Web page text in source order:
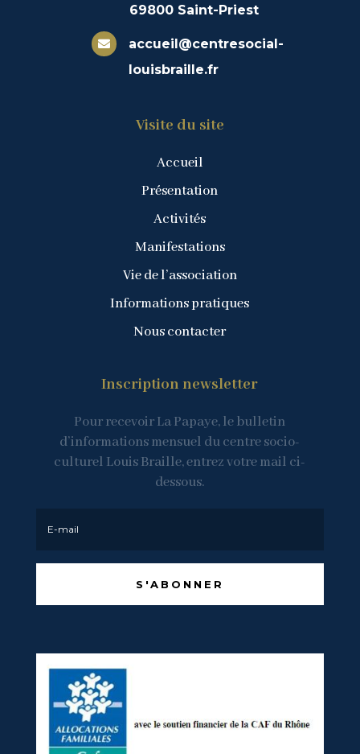
69800 Saint-Priest

accueil@centresocial-
louisbraille.fr
Visite du site
Accueil
Présentation
Activités
Manifestations
Vie de l’association
Informations pratiques
Nous contacter
Inscription newsletter
Pour recevoir La Papaye, le bulletin
d’informations mensuel du centre socio-
culturel Louis Braille, entrez votre mail ci-
dessous.
S'ABONNER